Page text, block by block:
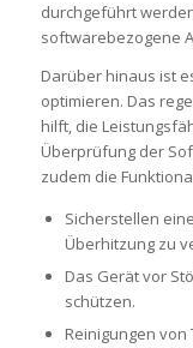
durchgeführt
softwarebezogene
Darüber hinaus ist
optimieren. Das
hilft, die
Überprüfung der
zudem die
Sicherstellen
Überhitzung zu
Das Gerät vor
schützen.
Reinigungen